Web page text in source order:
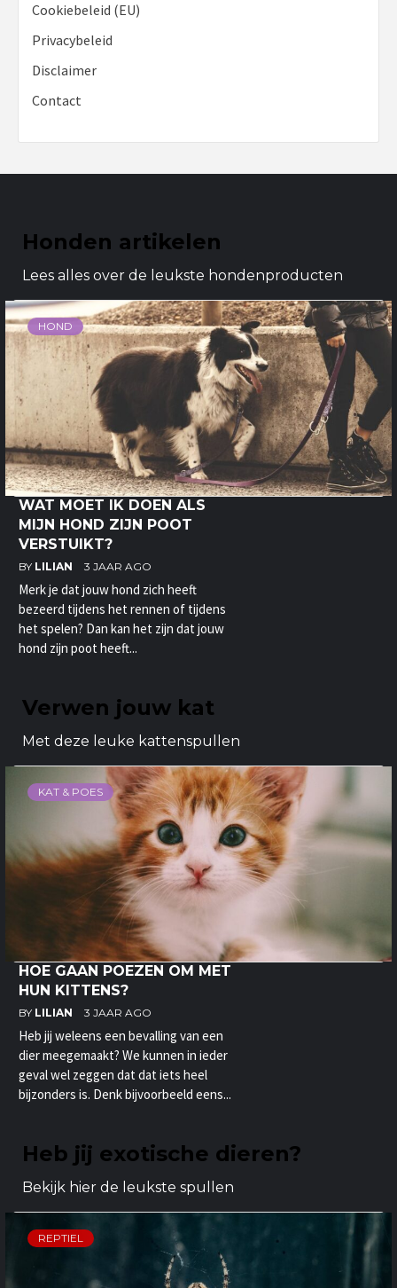
Cookiebeleid (EU)
Privacybeleid
Disclaimer
Contact
Honden artikelen
Lees alles over de leukste hondenproducten
HOND
WAT MOET IK DOEN ALS
MIJN HOND ZIJN POOT
VERSTUIKT?
BY LILIAN 3 JAAR AGO
Merk je dat jouw hond zich heeft
bezeerd tijdens het rennen of tijdens
het spelen? Dan kan het zijn dat jouw
hond zijn poot heeft...
Verwen jouw kat
Met deze leuke kattenspullen
KAT & POES
HOE GAAN POEZEN OM MET
HUN KITTENS?
BY LILIAN 3 JAAR AGO
Heb jij weleens een bevalling van een
dier meegemaakt? We kunnen in ieder
geval wel zeggen dat dat iets heel
bijzonders is. Denk bijvoorbeeld eens...
Heb jij exotische dieren?
Bekijk hier de leukste spullen
REPTIEL